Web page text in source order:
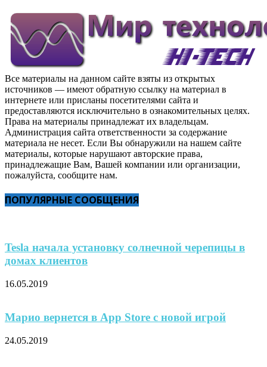
Все материалы на данном сайте взяты из открытых
источников — имеют обратную ссылку на материал в
интернете или присланы посетителями сайта и
предоставляются исключительно в ознакомительных целях.
Права на материалы принадлежат их владельцам.
Администрация сайта ответственности за содержание
материала не несет. Если Вы обнаружили на нашем сайте
материалы, которые нарушают авторские права,
принадлежащие Вам, Вашей компании или организации,
пожалуйста, сообщите нам.
ПОПУЛЯРНЫЕ СООБЩЕНИЯ
Tesla начала установку солнечной черепицы в
домах клиентов
16.05.2019
Марио вернется в App Store с новой игрой
24.05.2019